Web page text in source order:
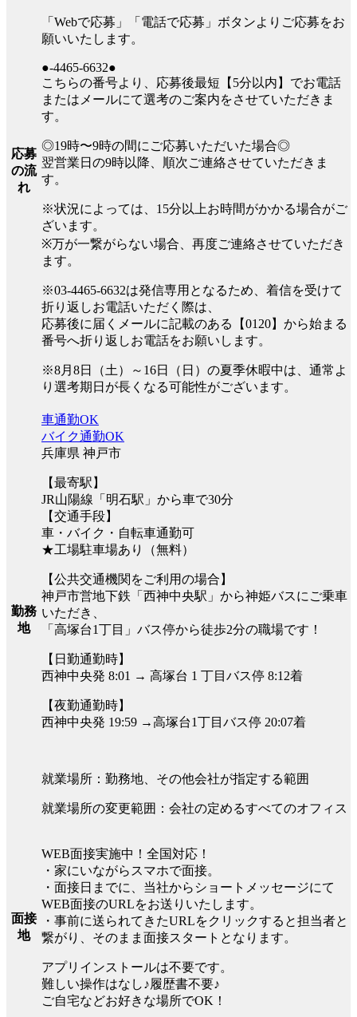
応募
の流
れ
「Webで応募」「電話で応募」ボタンよりご応募をお
願いいたします。
●-4465-6632●
こちらの番号より、応募後最短【5分以内】でお電話
またはメールにて選考のご案内をさせていただきま
す。
◎19時〜9時の間にご応募いただいた場合◎
翌営業日の9時以降、順次ご連絡させていただきま
す。
※状況によっては、15分以上お時間がかかる場合がご
ざいます。
※万が一繋がらない場合、再度ご連絡させていただき
ます。
※03-4465-6632は発信専用となるため、着信を受けて
折り返しお電話いただく際は、
応募後に届くメールに記載のある【0120】から始まる
番号へ折り返しお電話をお願いします。
※8月8日（土）～16日（日）の夏季休暇中は、通常よ
り選考期日が長くなる可能性がございます。
勤務
地
車通勤OK
バイク通勤OK
兵庫県 神戸市
【最寄駅】
JR山陽線「明石駅」から車で30分
【交通手段】
車・バイク・自転車通勤可
★工場駐車場あり（無料）
【公共交通機関をご利用の場合】
神戸市営地下鉄「西神中央駅」から神姫バスにご乗車
いただき、
「高塚台1丁目」バス停から徒歩2分の職場です！
【日勤通勤時】
西神中央発 8:01 → 高塚台 1 丁目バス停 8:12着
【夜勤通勤時】
西神中央発 19:59 →高塚台1丁目バス停 20:07着
就業場所：勤務地、その他会社が指定する範囲
就業場所の変更範囲：会社の定めるすべてのオフィス
面接
地
WEB面接実施中！全国対応！
・家にいながらスマホで面接。
・面接日までに、当社からショートメッセージにて
WEB面接のURLをお送りいたします。
・事前に送られてきたURLをクリックすると担当者と
繋がり、そのまま面接スタートとなります。
アプリインストールは不要です。
難しい操作はなし♪履歴書不要♪
ご自宅などお好きな場所でOK！